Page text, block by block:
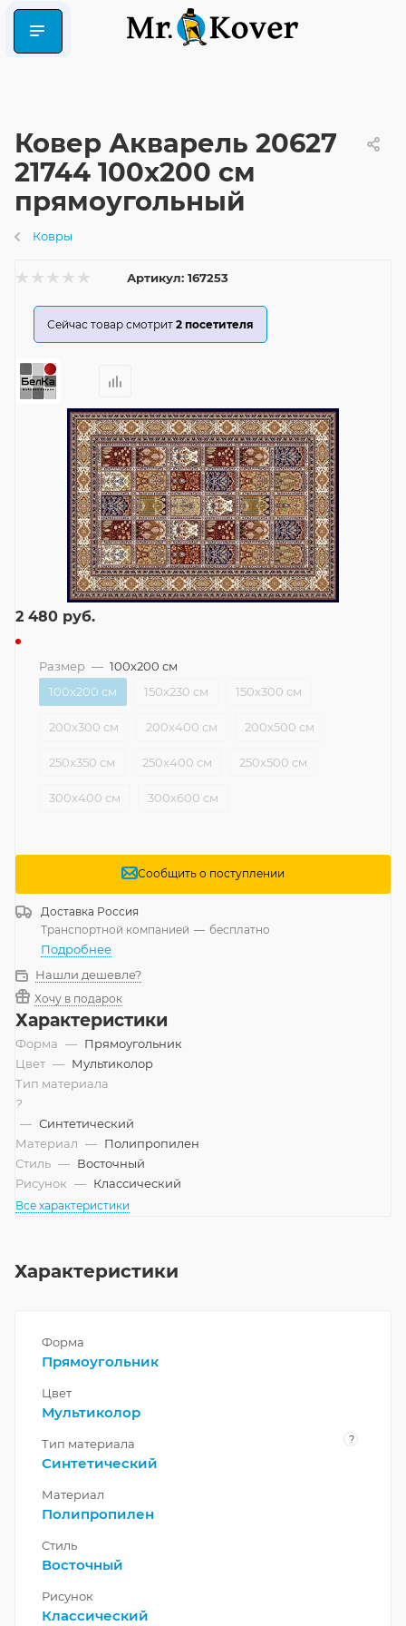
Ковер Акварель 20627
21744 100x200 см
прямоугольный
Ковры
Артикул: 167253
Сейчас товар смотрит 2 посетителя
2 480 руб.
Размер — 100x200 см
100x200 см
150x230 см 150x300 см
200x300 см 200x400 см 200x500 см
250x350 см 250x400 см 250x500 см
300x400 см 300x600 см
Сообщить о поступлении
Доставка Россия
Транспортной компанией — бесплатно
Подробнее
Нашли дешевле?
Хочу в подарок
Характеристики
Форма — Прямоугольник
Цвет — Мультиколор
Тип материала
?
— Синтетический
Материал — Полипропилен
Стиль — Восточный
Рисунок — Классический
Все характеристики
Характеристики
Форма
Прямоугольник
Цвет
Мультиколор
Тип материала ?
Синтетический
Материал
Полипропилен
Стиль
Восточный
Рисунок
Классический